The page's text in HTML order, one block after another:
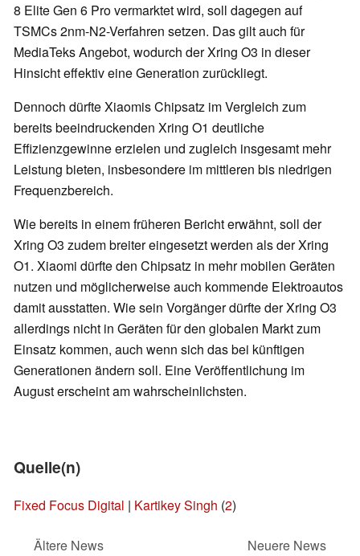
8 Elite Gen 6 Pro vermarktet wird, soll dagegen auf
TSMCs 2nm-N2-Verfahren setzen. Das gilt auch für
MediaTeks Angebot, wodurch der Xring O3 in dieser
Hinsicht effektiv eine Generation zurückliegt.
Dennoch dürfte Xiaomis Chipsatz im Vergleich zum
bereits beeindruckenden Xring O1 deutliche
Effizienzgewinne erzielen und zugleich insgesamt mehr
Leistung bieten, insbesondere im mittleren bis niedrigen
Frequenzbereich.
Wie bereits in einem früheren Bericht erwähnt, soll der
Xring O3 zudem breiter eingesetzt werden als der Xring
O1. Xiaomi dürfte den Chipsatz in mehr mobilen Geräten
nutzen und möglicherweise auch kommende Elektroautos
damit ausstatten. Wie sein Vorgänger dürfte der Xring O3
allerdings nicht in Geräten für den globalen Markt zum
Einsatz kommen, auch wenn sich das bei künftigen
Generationen ändern soll. Eine Veröffentlichung im
August erscheint am wahrscheinlichsten.
Quelle(n)
Fixed Focus Digital | Kartikey Singh (2)
Ältere News Neuere News